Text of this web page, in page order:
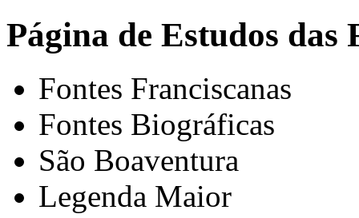
Página de Estudos das
Fontes Franciscanas
Fontes Biográficas
São Boaventura
Legenda Maior